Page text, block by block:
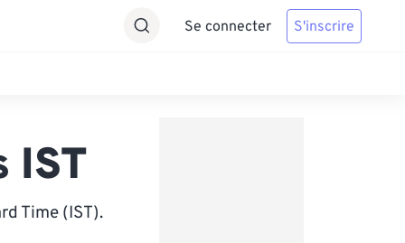
Se connecter S'inscrire
IST
Time (IST).